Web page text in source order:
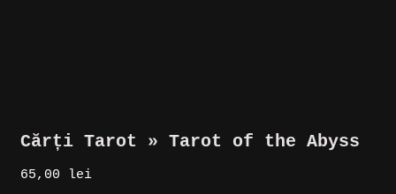
Cărți Tarot » Tarot of the Abyss
65,00
lei